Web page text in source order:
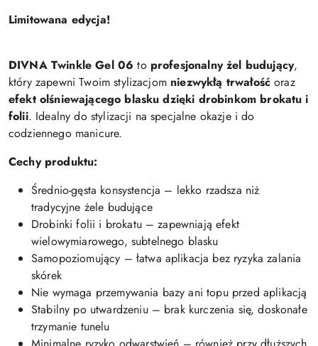
Limitowana edycja!
DIVNA Twinkle Gel 06 to profesjonalny żel budujący,
który zapewni Twoim stylizacjom niezwykłą trwałość oraz
efekt olśniewającego blasku dzięki drobinkom brokatu i
folii. Idealny do stylizacji na specjalne okazje i do
codziennego manicure.
Cechy produktu:
Średnio-gęsta konsystencja – lekko rzadsza niż
tradycyjne żele budujące
Drobinki folii i brokatu – zapewniają efekt
wielowymiarowego, subtelnego blasku
Samopoziomujący – łatwa aplikacja bez ryzyka zalania
skórek
Nie wymaga przemywania bazy ani topu przed aplikacją
Stabilny po utwardzeniu – brak kurczenia się, doskonałe
trzymanie tunelu